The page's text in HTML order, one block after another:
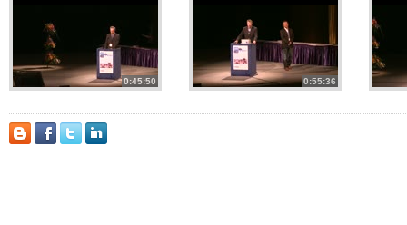
0:45:50 0:55:36